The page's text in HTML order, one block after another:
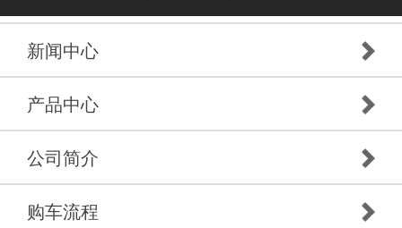
新闻中心
产品中心
公司简介
购车流程